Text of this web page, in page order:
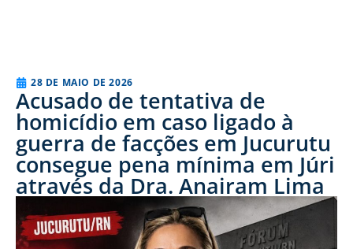
28 DE MAIO DE 2026
Acusado de tentativa de
homicídio em caso ligado à
guerra de facções em Jucurutu
consegue pena mínima em Júri
através da Dra. Anairam Lima